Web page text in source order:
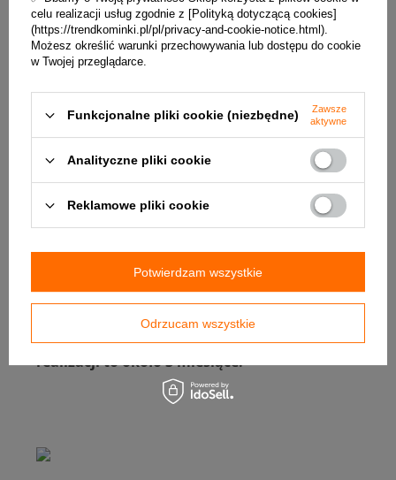
✔️ Temperatura spalin:310°C
✔️ Ciąg kominowy: 12±2 Pa
✔️ Średnica czopucha: 150 mm
✔️ Gwarancja:5 lat
~174 kg
✔️ Wyposażenie opcjonalne - za dopłatą: czarna
ceramika, srebrna klamka, kolor: czerwony,
biały, złoty, brązowy, szary
❗️Uwaga! Obudowa pieca w kolorze innym niż
czarny jest dodatkowo płatna, a okres
realizacji to około 3 miesiące.
celu realizacji usług zgodnie z [Polityką dotyczącą cookies]
(https://trendkominki.pl/pl/privacy-and-cookie-notice.html).
Możesz określić warunki przechowywania lub dostępu do cookie
w Twojej przeglądarce.
Funkcjonalne pliki cookie (niezbędne)
Zawsze
aktywne
Analityczne pliki cookie
Reklamowe pliki cookie
Odrzucam wszystkie
Potwierdzam wszystkie